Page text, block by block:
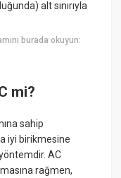
alt sınırıyla
burada okuyun:
mi?
sahip
iyi birikmesine
AC
rağmen,